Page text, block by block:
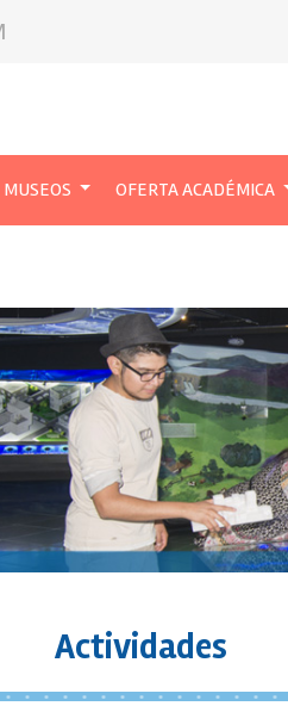
MUSEOS OFERTA ACADÉMICA
Actividades